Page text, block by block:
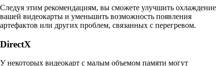
Следуя этим рекомендациям, вы сможете улучшить охлаждение
вашей видеокарты и уменьшить возможность появления
артефактов или других проблем, связанных с перегревом.
DirectX
У некоторых видеокарт с малым объемом памяти могут